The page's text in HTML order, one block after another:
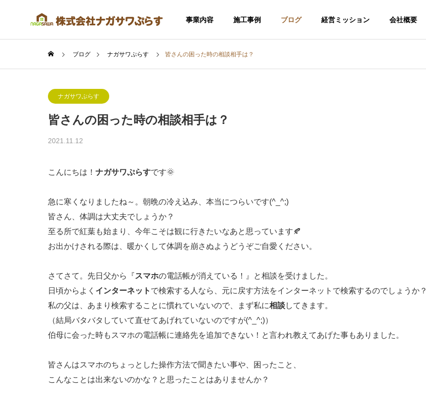
事業内容 施工事例 ブログ 経営ミッション 会社概要
事業内容
ブログ ナガサワぷらす 皆さんの困った時の相談相手は？
ナガサワぷらす
皆さんの困った時の相談相手は？
2021.11.12
こんにちは！ ナガサワぷらすです🌞
急に寒くなりましたね～。朝晩の冷え込み、本当につらいです(^_^;)
皆さん、体調は大丈夫でしょうか？
至る所で紅葉も始まり、今年こそは観に行きたいなあと思っています🍂
お出かけされる際は、暖かくして体調を崩さぬようどうぞご自愛ください。
さてさて。先日父から『スマホの電話帳が消えている！』と相談を受けました。
日頃からよく インターネット で検索する人なら、元に戻す方法をインターネットで検索するのでしょうか？
私の父は、あまり検索することに慣れていないので、まず私に相談してきます。
（結局バタバタしていて直せてあげれていないのですが(^_^;)）
伯母に会った時もスマホの電話帳に連絡先を追加できない！と言われ教えてあげた事もありました。
皆さんはスマホのちょっとした操作方法で聞きたい事や、困ったこと、
こんなことは出来ないのかな？と思ったことはありませんか？